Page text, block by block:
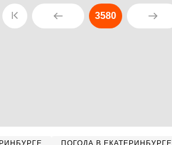
3580
ПОГОДА В ЕКАТЕРИНБУРГЕ